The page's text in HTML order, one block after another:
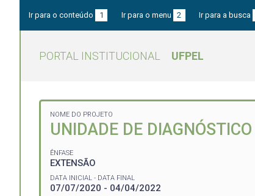
Ir para o conteúdo 1 Ir para o menu 2 Ir para a busca
PORTAL INSTITUCIONAL UFPEL
NOME DO PROJETO
UNIDADE DE
ÊNFASE
EXTENSÃO
DATA INICIAL - DATA FINAL
07/07/2020 - 04/04/2022